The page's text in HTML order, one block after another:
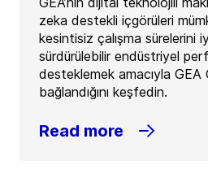
zeka destekli içgörüleri
kesintisiz çalışma sürelerini
sürdürülebilir endüstriyel
desteklemek amacıyla GEA
bağlandığını keşfedin.
Read more